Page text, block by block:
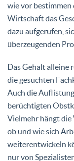
wie vor bestimmen
Wirtschaft das
dazu aufgerufen,
überzeugenden
Das Gehalt alleine
die gesuchten
Auch die
berüchtigten
Vielmehr hängt die
ob und wie sich
weiterentwickeln
nur von